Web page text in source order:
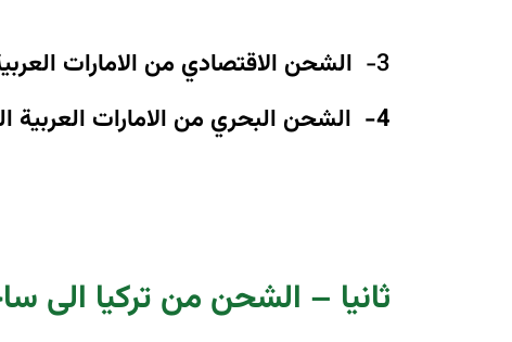
3- الشحن الاقتصادي من الامارات
4-
الشحن البحري من الامارات
ثانيا – الشحن من تركيا الى